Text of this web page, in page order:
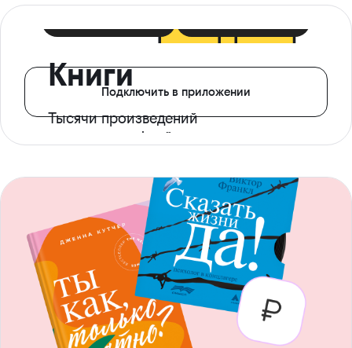
Книги
Тысячи произведений
с доступом офлайн
Подключить в приложении